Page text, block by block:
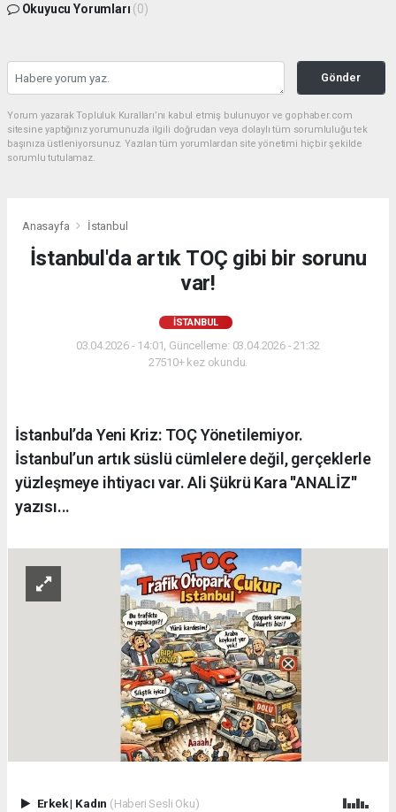
Okuyucu Yorumları (0)
Gönder
Yorum yazarak Topluluk Kuralları’nı kabul etmiş bulunuyor ve gophaber.com
sitesine yaptığınız yorumunuzla ilgili doğrudan veya dolaylı tüm sorumluluğu tek
başınıza üstleniyorsunuz. Yazılan tüm yorumlardan site yönetimi hiçbir şekilde
sorumlu tutulamaz.
Anasayfa İstanbul
İstanbul'da artık TOÇ gibi bir sorunu
var!
İSTANBUL
03.04.2026 - 14:01, Güncelleme: 03.04.2026 - 21:32
27510+ kez okundu.
İstanbul’da Yeni Kriz: TOÇ Yönetilemiyor.
İstanbul’un artık süslü cümlelere değil, gerçeklerle
yüzleşmeye ihtiyacı var. Ali Şükrü Kara ''ANALİZ''
yazısı...
Erkek| Kadın (Haberi Sesli Oku)